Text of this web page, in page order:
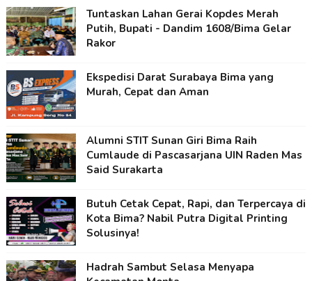
Tuntaskan Lahan Gerai Kopdes Merah
Putih, Bupati - Dandim 1608/Bima Gelar
Rakor
Ekspedisi Darat Surabaya Bima yang
Murah, Cepat dan Aman
Alumni STIT Sunan Giri Bima Raih
Cumlaude di Pascasarjana UIN Raden Mas
Said Surakarta
Butuh Cetak Cepat, Rapi, dan Terpercaya di
Kota Bima? Nabil Putra Digital Printing
Solusinya!
Hadrah Sambut Selasa Menyapa